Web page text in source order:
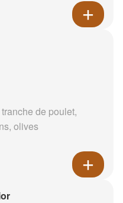
de poulet,
olives